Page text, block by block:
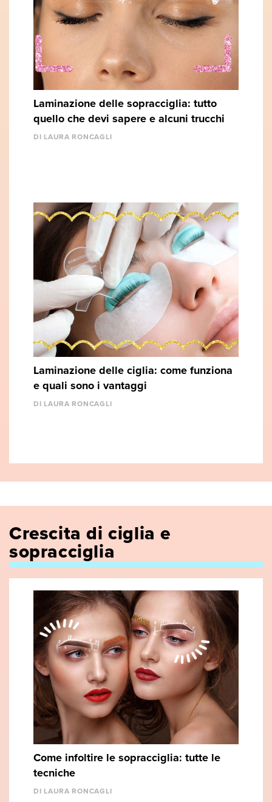
Laminazione delle sopracciglia: tutto
quello che devi sapere e alcuni trucchi
DI LAURA RONCAGLI
Laminazione delle ciglia: come funziona
e quali sono i vantaggi
DI LAURA RONCAGLI
Crescita di ciglia e
sopracciglia
Come infoltire le sopracciglia: tutte le
tecniche
DI LAURA RONCAGLI